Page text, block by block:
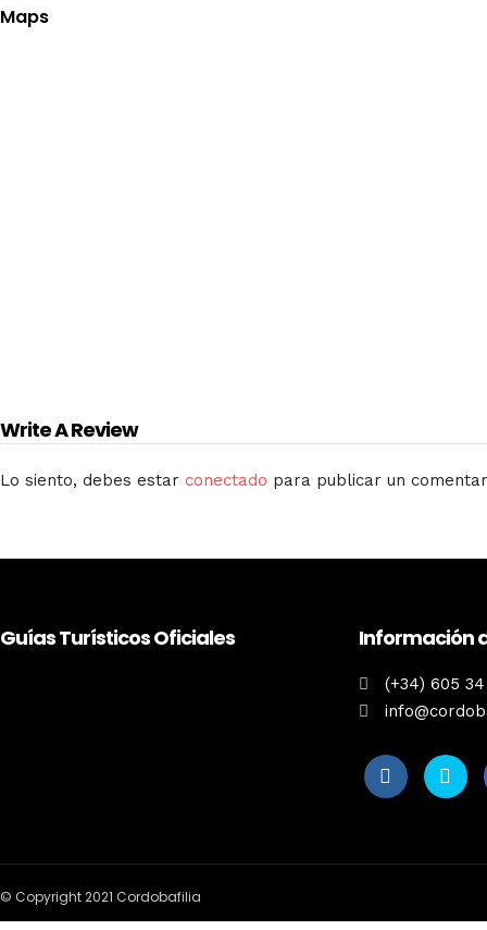
Maps
Write A Review
Lo siento, debes estar conectado para publicar un
Guías Turísticos Oficiales Información
(+34) 605
© Copyright 2021 Cordobafilia